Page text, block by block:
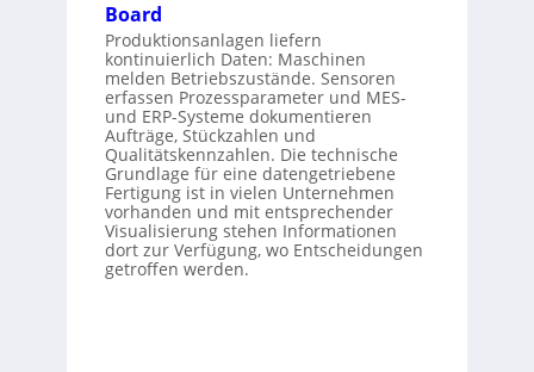
Board
Produktionsanlagen liefern
kontinuierlich Daten: Maschinen
melden Betriebszustände. Sensoren
erfassen Prozessparameter und MES-
und ERP-Systeme dokumentieren
Aufträge, Stückzahlen und
Qualitätskennzahlen. Die technische
Grundlage für eine datengetriebene
Fertigung ist in vielen Unternehmen
vorhanden und mit entsprechender
Visualisierung stehen Informationen
dort zur Verfügung, wo Entscheidungen
getroffen werden.